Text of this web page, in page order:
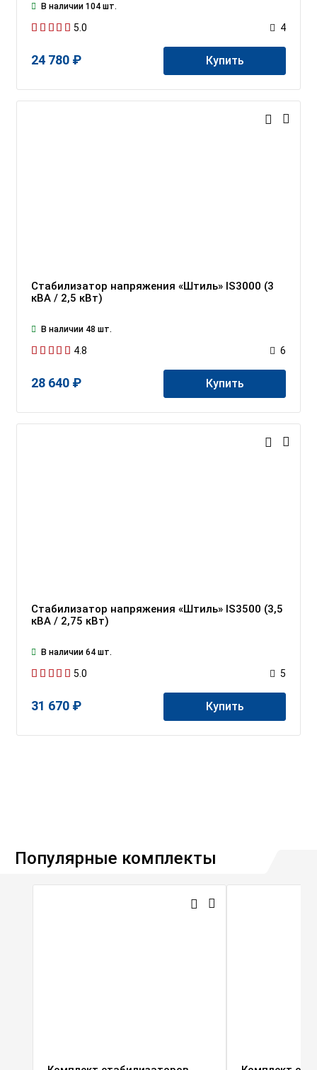
В наличии 104 шт.
5.0 4
24 780 ₽ Купить
Стабилизатор напряжения «Штиль» IS3000 (3
кВА / 2,5 кВт)
В наличии 48 шт.
4.8 6
28 640 ₽ Купить
Стабилизатор напряжения «Штиль» IS3500 (3,5
кВА / 2,75 кВт)
В наличии 64 шт.
5.0 5
31 670 ₽ Купить
Популярные комплекты